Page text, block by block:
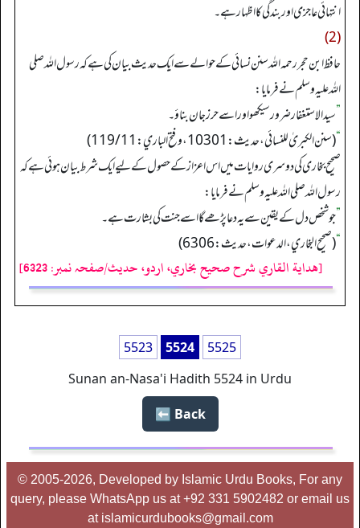
انتہائی عاجزی اور بندگی کا اظہار ہے۔
(2)
حافظ ابن حجر رحمہ اللہ سنن نسائی کے حوالے سے ایک حدیث بیان کی ہے کہ رسول اللہ صلی
اللہ علیہ وسلم نے فرمایا:
”سید الاستغفار ضرور سیکھو اور اسے حرز جان بناؤ۔
“(سنن الکبریٰ للنسائي، حدیث: 10301، و فتح الباري: 119/11)
صحیح بخاری کی دوسری روایات میں اس اعزاز کے حصول کے لیے ایک شرط بیان ہوئی ہے کہ
رسول اللہ صلی اللہ علیہ وسلم نے فرمایا:
”جو شخص دل کے یقین سے یہ دعا پڑھے گا اسے جنت کی بشارت ہے۔
“(صحیح البخاري، الدعوات، حدیث: 6306)
[هداية القاري شرح صحيح بخاري، اردو، حدیث/صفحہ نمبر: 6323]
5523 5524
5525
Sunan an-Nasa'i Hadith 5524 in Urdu
Back ⬅️
© 2005-2026, Developed by Islamic Urdu Books, For any
query, please WhatsApp us at +92 331 5902482 or email us
at islamicurdubooks@gmail.com